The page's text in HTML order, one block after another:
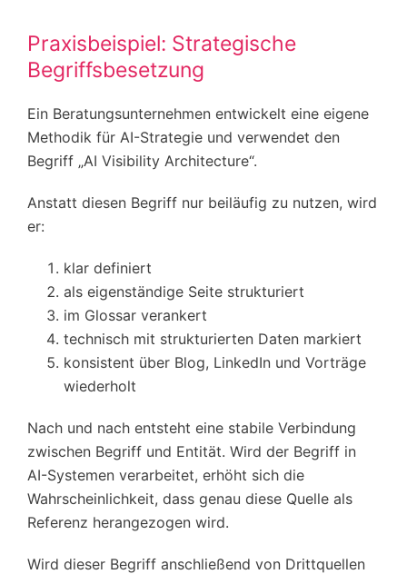
Praxisbeispiel: Strategische
Begriffsbesetzung
Ein Beratungsunternehmen entwickelt eine eigene
Methodik für AI-Strategie und verwendet den
Begriff „AI Visibility Architecture“.
Anstatt diesen Begriff nur beiläufig zu nutzen, wird
er:
klar definiert
als eigenständige Seite strukturiert
im Glossar verankert
technisch mit strukturierten Daten markiert
konsistent über Blog, LinkedIn und Vorträge
wiederholt
Nach und nach entsteht eine stabile Verbindung
zwischen Begriff und Entität. Wird der Begriff in
AI-Systemen verarbeitet, erhöht sich die
Wahrscheinlichkeit, dass genau diese Quelle als
Referenz herangezogen wird.
Wird dieser Begriff anschließend von Drittquellen